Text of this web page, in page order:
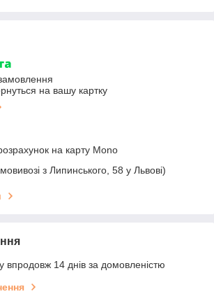
на вашу картку
на карту Mono
з Липинського, 58 у Львові)
впродовж 14 днів за домовленістю